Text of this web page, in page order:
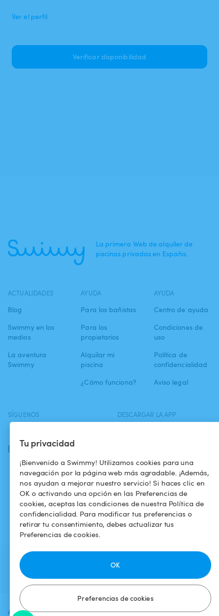
Tu privacidad
¡Bienvenido a Swimmy! Utilizamos cookies para una
navegación por la página web más agradable. ¡Además,
nos ayudan a mejorar nuestro servicio! Si haces clic en
OK o activando una opción en las Preferencias de
cookies, aceptas las condiciones de nuestra Política de
confidencialidad. Para modificar tus preferencias o
retirar tu consentimiento, debes actualizar tus
Preferencias de cookies.
Preferencias de cookies
OK
Agrega una fecha y un horario para Verificar
Ver el perfil
Verificar disponibilidad
La primera Web de alquiler de
piscinas privadas en España.
ACTUALIDADES
Blog
Swimmy en los
medios
La aventura
Swimmy
AYUDA
Para los bañistas
Para los
propietarios
Alquilar mi
piscina
¿Cómo funciona?
AYUDA
Centro de ayuda
Condiciones de
uso
Política de
confidencialidad
Aviso legal
SÍGUENOS
Instagram
DESCARGAR LA APP